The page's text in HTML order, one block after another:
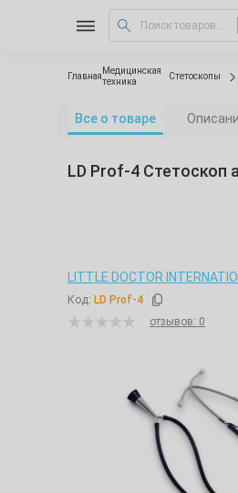
Главная
Медицинская
техника
Стетоскопы
Все о товаре
LD Prof-4 Стетоскоп
LITTLE DOCTOR
Код: LD Prof-4
отзывов: 0